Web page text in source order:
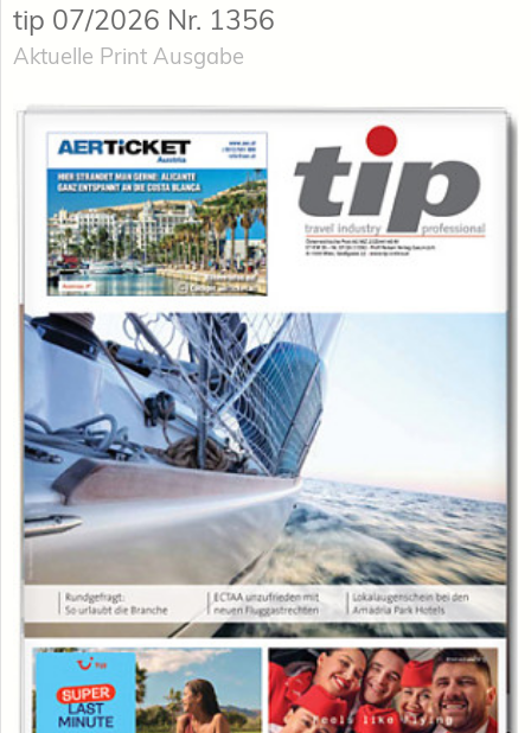
tip 07/2026 Nr. 1356
Aktuelle Print Ausgabe